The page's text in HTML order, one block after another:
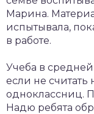
Марина.
испытывала,
в работе.
Учеба в
если не
одноклассниц.
Надю ребята